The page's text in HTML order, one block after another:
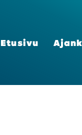
Etusi­vu